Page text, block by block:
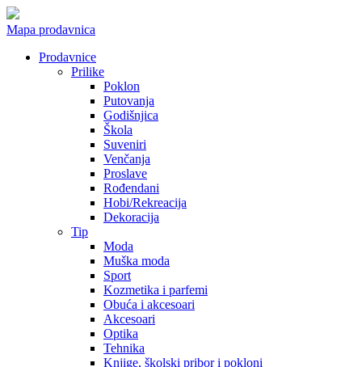
Mapa prodavnica
Prodavnice
Prilike
Poklon
Putovanja
Godišnjica
Škola
Suveniri
Venčanja
Proslave
Rođendani
Hobi/Rekreacija
Dekoracija
Tip
Moda
Muška moda
Sport
Kozmetika i parfemi
Obuća i akcesoari
Akcesoari
Optika
Tehnika
Knjige, školski pribor i pokloni